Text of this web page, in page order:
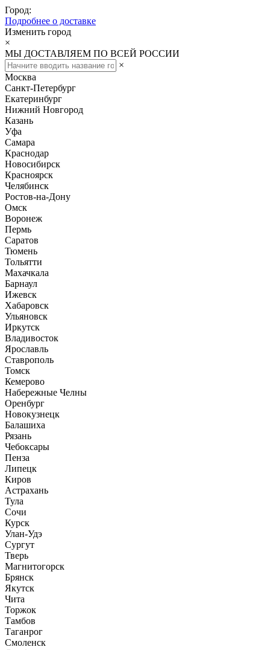
Город:
Подробнее о доставке
Изменить город
×
МЫ ДОСТАВЛЯЕМ ПО ВСЕЙ РОССИИ
×
Москва
Санкт-Петербург
Екатеринбург
Нижний Новгород
Казань
Уфа
Самара
Краснодар
Новосибирск
Красноярск
Челябинск
Ростов-на-Дону
Омск
Воронеж
Пермь
Саратов
Тюмень
Тольятти
Махачкала
Барнаул
Ижевск
Хабаровск
Ульяновск
Иркутск
Владивосток
Ярославль
Ставрополь
Томск
Кемерово
Набережные Челны
Оренбург
Новокузнецк
Балашиха
Рязань
Чебоксары
Пенза
Липецк
Киров
Астрахань
Тула
Сочи
Курск
Улан-Удэ
Сургут
Тверь
Магнитогорск
Брянск
Якутск
Чита
Торжок
Тамбов
Таганрог
Смоленск